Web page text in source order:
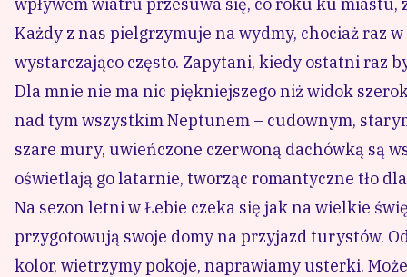
Każdy z nas pielgrzymuje na wydmy, chociaż raz
wystarczająco często. Zapytani, kiedy ostatni raz
Dla mnie nie ma nic piękniejszego niż widok
nad tym wszystkim Neptunem – cudownym,
szare mury, uwieńczone czerwoną dachówką są
oświetlają go latarnie, tworząc romantyczne tło
Na sezon letni w Łebie czeka się jak na wielkie
przygotowują swoje domy na przyjazd turystów.
kolor, wietrzymy pokoje, naprawiamy usterki.